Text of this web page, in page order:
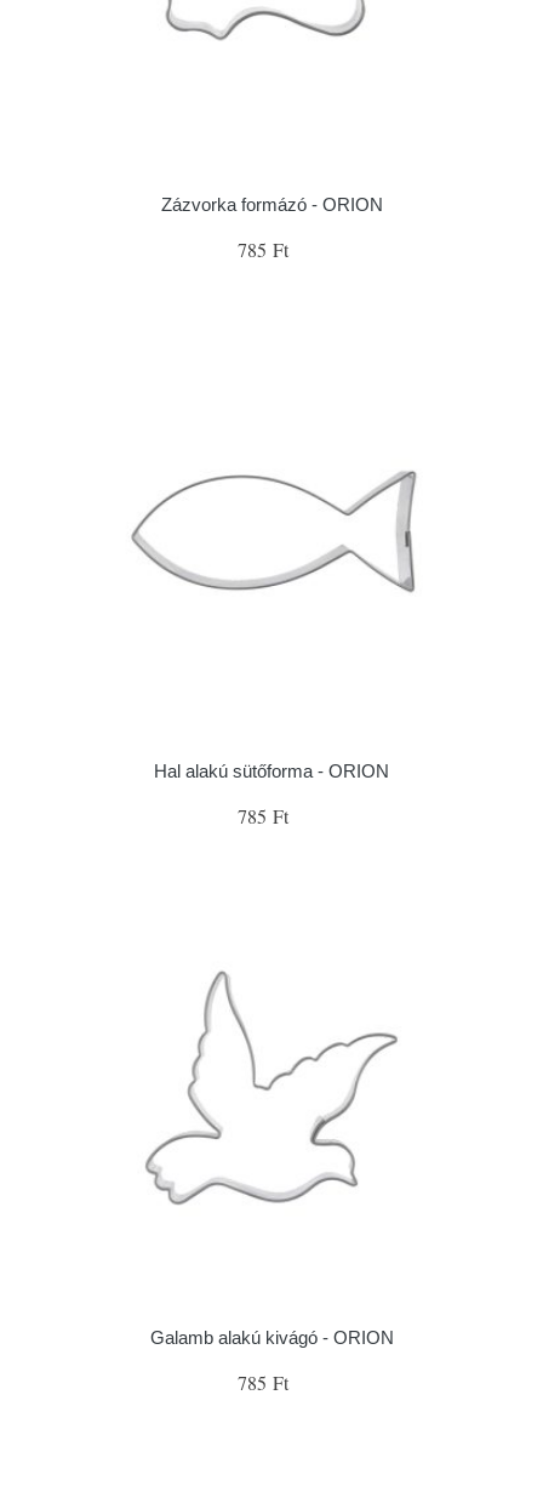
Zázvorka formázó - ORION
785 Ft
Hal alakú sütőforma - ORION
785 Ft
Galamb alakú kivágó - ORION
785 Ft